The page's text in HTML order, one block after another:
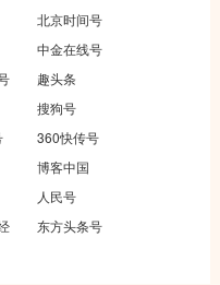
北京时间号
中金在线号
趣头条
搜狗号
360快传号
博客中国
人民号
东方头条号